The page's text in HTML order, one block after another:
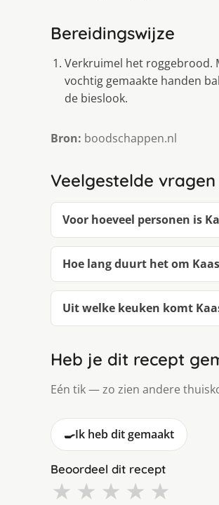
Bereidingswijze
Verkruimel het roggebrood.
vochtig gemaakte handen
de bieslook.
Bron: boodschappen.nl
Veelgestelde vragen
Voor hoeveel personen is
Hoe lang duurt het om
Uit welke keuken komt
Heb je dit recept
Eén tik — zo zien andere
🍳Ik heb dit gemaakt
Beoordeel dit recept
★ ★ ★ ★ ★